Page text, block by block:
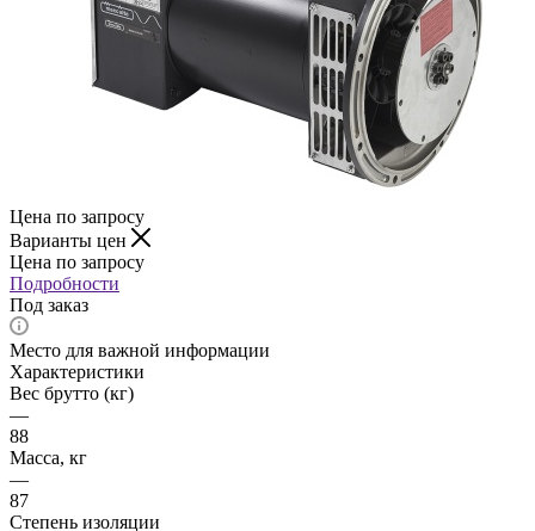
Цена по запросу
Варианты цен
Цена по запросу
Подробности
Под заказ
Место для важной информации
Характеристики
Вес брутто (кг)
—
88
Масса, кг
—
87
Степень изоляции